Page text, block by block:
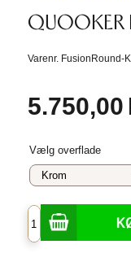
QUOOKER
Varenr. FusionRound-
5.750,00
Vælg overflade